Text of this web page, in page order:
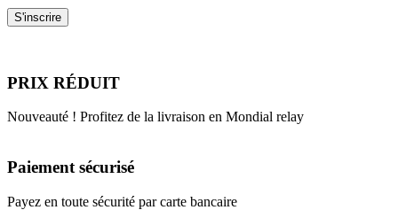
PRIX RÉDUIT
Nouveauté ! Profitez de la livraison en Mondial relay
Paiement sécurisé
Payez en toute sécurité par carte bancaire